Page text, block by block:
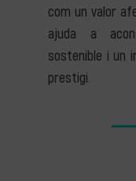
com un valor
ajuda a
sostenible i un
prestigi.